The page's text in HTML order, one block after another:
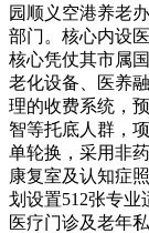
园顺义空港养老
部门。核心内设
核心凭仗其市属
老化设备、医养
理的收费系统，
智等托底人群，
单轮换，采用非
康复室及认知症
划设置512张专
医疗门诊及老年